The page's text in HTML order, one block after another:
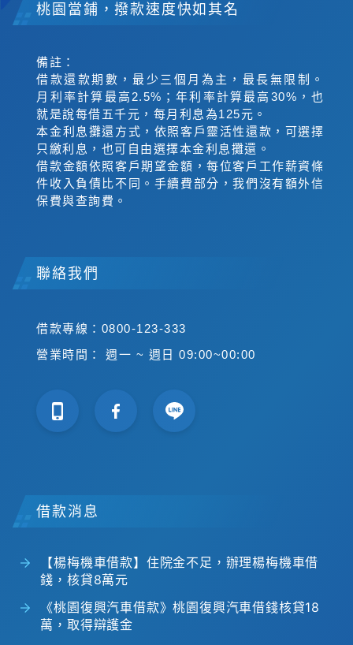
桃園當鋪，撥款速度快如其名
備註：
借款還款期數，最少三個月為主，最長無限制。
月利率計算最高2.5%；年利率計算最高30%，也
就是說每借五千元，每月利息為125元。
本金利息攤還方式，依照客戶靈活性還款，可選擇
只繳利息，也可自由選擇本金利息攤還。
借款金額依照客戶期望金額，每位客戶工作薪資條
件收入負債比不同。手續費部分，我們沒有額外信
保費與查詢費。
聯絡我們
借款專線：0800-123-333
營業時間： 週一 ~ 週日 09:00~00:00
借款消息
【楊梅機車借款】住院金不足，辦理楊梅機車借
錢，核貸8萬元
《桃園復興汽車借款》桃園復興汽車借錢核貸18
萬，取得辯護金